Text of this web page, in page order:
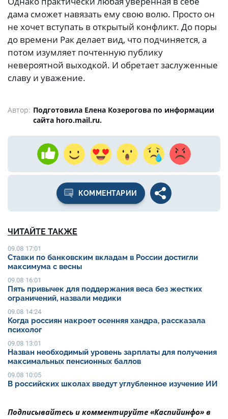
дама сможет навязать ему свою волю. Просто он
не хочет вступать в открытый конфликт. До поры
до времени Рак делает вид, что подчиняется, а
потом изумляет почтенную публику
невероятной выходкой. И обретает заслуженные
славу и уважение.
Автор: Подготовила Елена Козерогова по информации
сайта horo.mail.ru.
КОММЕНТАРИИ
ЧИТАЙТЕ ТАКЖЕ
09.08 17:01
Ставки по банковским вкладам в России достигли
максимума с весны
09.08 16:01
Пять привычек для поддержания веса без жестких
ограничений, назвали медики
09.08 14:24
Когда россиян накроет осенняя хандра, рассказала
психолог
09.08 13:01
Назван необходимый уровень зарплаты для получения
максимальных пенсионных баллов
09.08 10:05
В российских школах введут углубленное изучение ИИ
Подписывайтесь и комментируйте «Каспийинфо» в